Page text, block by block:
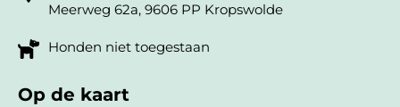
Meerweg 62a, 9606 PP Kropswolde
Honden niet toegestaan
Op de kaart